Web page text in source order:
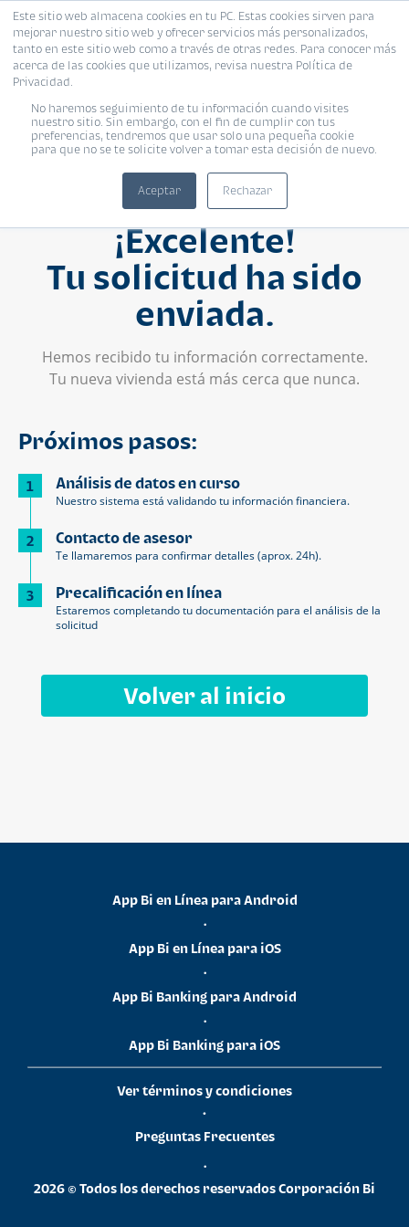
Este sitio web almacena cookies en tu PC. Estas cookies sirven para
mejorar nuestro sitio web y ofrecer servicios más personalizados,
tanto en este sitio web como a través de otras redes. Para conocer más
acerca de las cookies que utilizamos, revisa nuestra Política de
Privacidad.
No haremos seguimiento de tu información cuando visites
nuestro sitio. Sin embargo, con el fin de cumplir con tus
preferencias, tendremos que usar solo una pequeña cookie
para que no se te solicite volver a tomar esta decisión de nuevo.
Aceptar Rechazar
¡Excelente!
Tu solicitud ha sido
enviada.
Hemos recibido tu información correctamente.
Tu nueva vivienda está más cerca que nunca.
Próximos pasos:
1 Análisis de datos en curso
Nuestro sistema está validando tu información financiera.
2 Contacto de asesor
Te llamaremos para confirmar detalles (aprox. 24h).
3 Precalificación en línea
Estaremos completando tu documentación para el análisis de la
solicitud
Volver al inicio
App Bi en Línea para Android
•
App Bi en Línea para iOS
•
App Bi Banking para Android
•
App Bi Banking para iOS
Ver términos y condiciones
•
Preguntas Frecuentes
•
2026 © Todos los derechos reservados Corporación Bi